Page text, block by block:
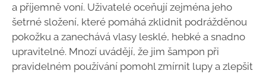
a příjemně voní. Uživatelé oceňují zejména jeho
šetrné složení, které pomáhá zklidnit podrážděnou
pokožku a zanechává vlasy lesklé, hebké a snadno
upravitelné. Mnozí uvádějí, že jim šampon při
pravidelném používání pomohl zmírnit lupy a zlepšit